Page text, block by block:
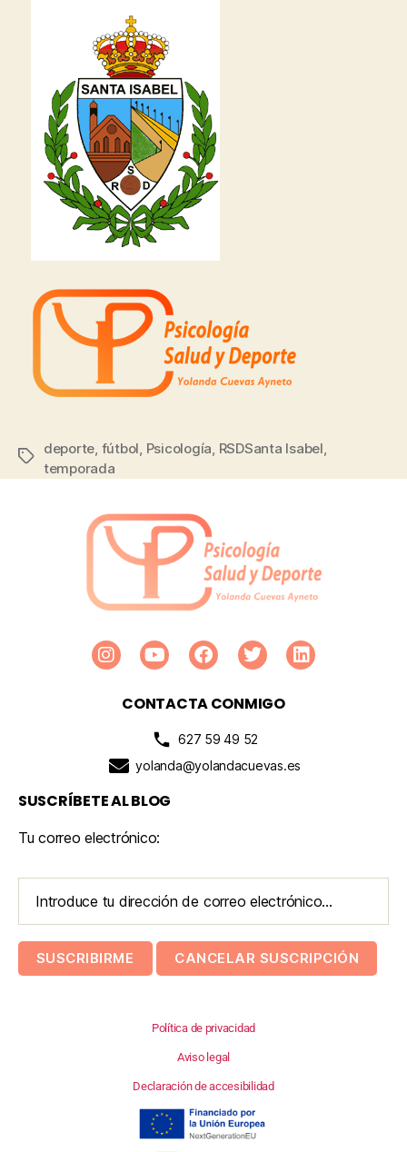
deporte, fútbol, Psicología, RSDSanta Isabel,
temporada
CONTACTA CONMIGO
627 59 49 52
yolanda@yolandacuevas.es
SUSCRÍBETE AL BLOG
Tu correo electrónico:
Política de privacidad
Aviso legal
Declaración de accesibilidad